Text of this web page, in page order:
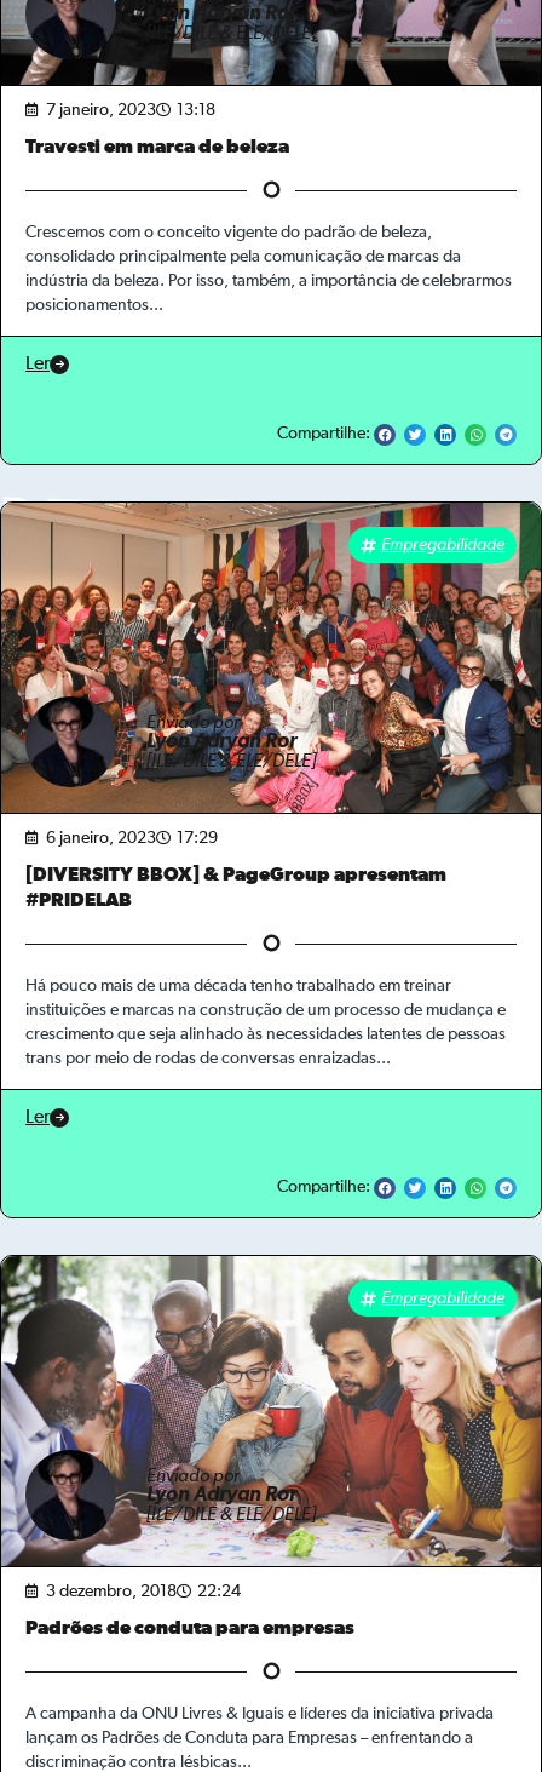
Lyon Adryan Ror
[ILE/DILE & ELE/DELE]
7 janeiro, 2023 13:18
Travesti em marca de beleza
Crescemos com o conceito vigente do padrão de beleza,
consolidado principalmente pela comunicação de marcas da
indústria da beleza. Por isso, também, a importância de celebrarmos
posicionamentos...
Ler
Compartilhe:
Empregabilidade
Enviado por
Lyon Adryan Ror
[ILE/DILE & ELE/DELE]
6 janeiro, 2023 17:29
[DIVERSITY BBOX] & PageGroup apresentam
#PRIDELAB
Há pouco mais de uma década tenho trabalhado em treinar
instituições e marcas na construção de um processo de mudança e
crescimento que seja alinhado às necessidades latentes de pessoas
trans por meio de rodas de conversas enraizadas...
Ler
Compartilhe:
Empregabilidade
Enviado por
Lyon Adryan Ror
[ILE/DILE & ELE/DELE]
3 dezembro, 2018 22:24
Padrões de conduta para empresas
A campanha da ONU Livres & Iguais e líderes da iniciativa privada
lançam os Padrões de Conduta para Empresas – enfrentando a
discriminação contra lésbicas...